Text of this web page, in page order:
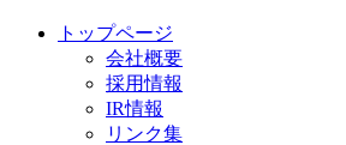
トップページ
会社概要
採用情報
IR情報
リンク集